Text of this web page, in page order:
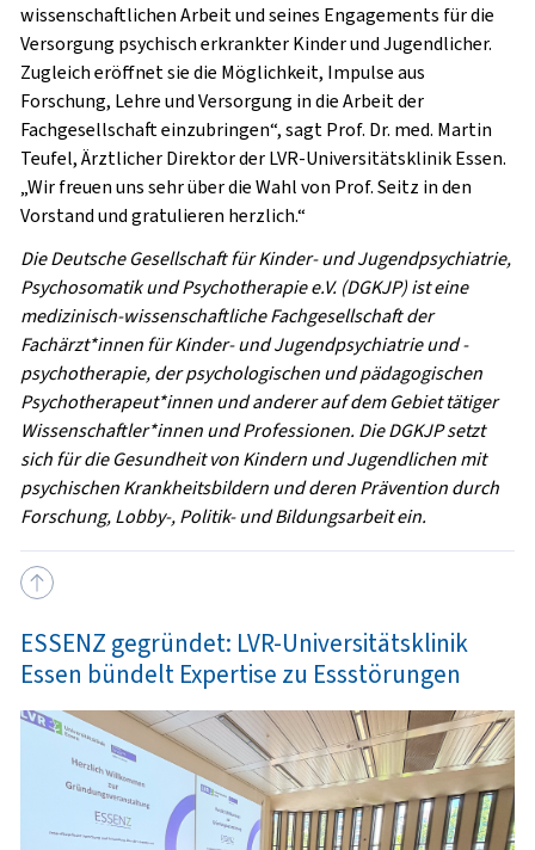
wissenschaftlichen Arbeit und seines Engagements für die
Versorgung psychisch erkrankter Kinder und Jugendlicher.
Zugleich eröffnet sie die Möglichkeit, Impulse aus
Forschung, Lehre und Versorgung in die Arbeit der
Fachgesellschaft einzubringen“, sagt Prof. Dr. med. Martin
Teufel, Ärztlicher Direktor der LVR-Universitätsklinik Essen.
„Wir freuen uns sehr über die Wahl von Prof. Seitz in den
Vorstand und gratulieren herzlich.“
Die Deutsche Gesellschaft für Kinder- und Jugendpsychiatrie,
Psychosomatik und Psychotherapie e.V. (DGKJP) ist eine
medizinisch-wissenschaftliche Fachgesellschaft der
Fachärzt*innen für Kinder- und Jugendpsychiatrie und -
psychotherapie, der psychologischen und pädagogischen
Psychotherapeut*innen und anderer auf dem Gebiet tätiger
Wissenschaftler*innen und Professionen. Die DGKJP setzt
sich für die Gesundheit von Kindern und Jugendlichen mit
psychischen Krankheitsbildern und deren Prävention durch
Forschung, Lobby-, Politik- und Bildungsarbeit ein.
ESSENZ gegründet: LVR-Universitätsklinik
Essen bündelt Expertise zu Essstörungen